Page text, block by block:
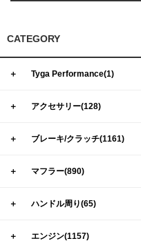
CATEGORY
＋ Tyga Performance(1)
＋ アクセサリー(128)
＋ ブレーキ/クラッチ(1161)
＋ マフラー(890)
＋ ハンドル周り(65)
＋ エンジン(1157)